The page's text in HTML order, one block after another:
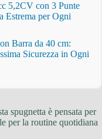
5,2CV con 3 Punte
Estrema per Ogni
Barra da 40 cm:
Sicurezza in Ogni
spugnetta è pensata per
per la routine quotidiana